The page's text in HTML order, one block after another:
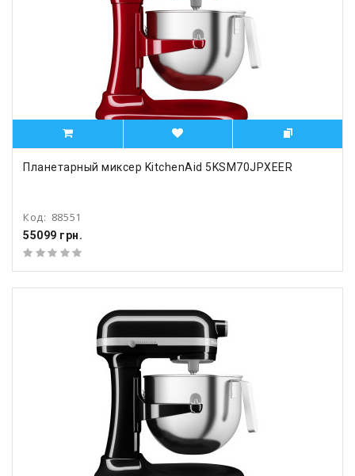
Планетарный миксер KitchenAid 5KSM70JPXEER
Код: 88551
55099 грн.